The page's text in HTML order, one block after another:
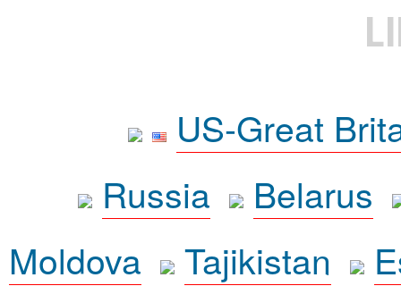
US-Great
Russia
Belarus
Moldova
Tajikistan